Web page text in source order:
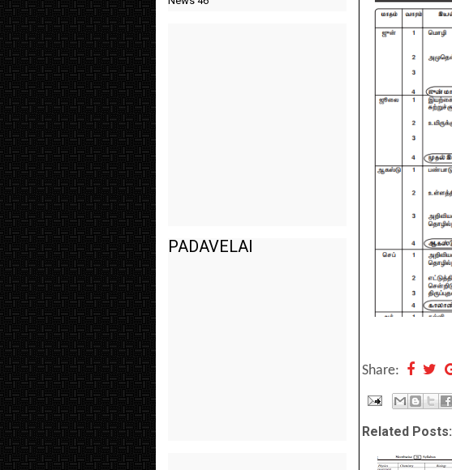
Share:
Related Posts:
PADAVELAI